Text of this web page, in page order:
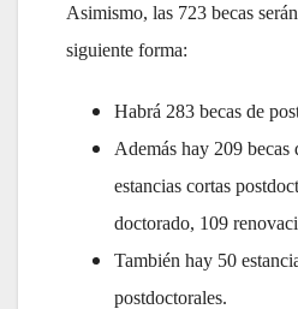
Asimismo, las 723 becas
siguiente forma:
Habrá 283 becas de
Además hay 209 becas
estancias cortas
doctorado, 109
También hay 50
postdoctorales.